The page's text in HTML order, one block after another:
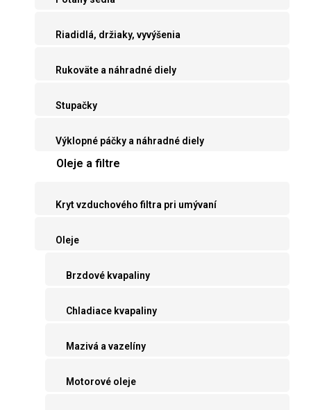
Riadidlá, držiaky, vyvýšenia
Rukoväte a náhradné diely
Stupačky
Výklopné páčky a náhradné diely
Oleje a filtre
Kryt vzduchového filtra pri umývaní
Oleje
Brzdové kvapaliny
Chladiace kvapaliny
Mazivá a vazelíny
Motorové oleje